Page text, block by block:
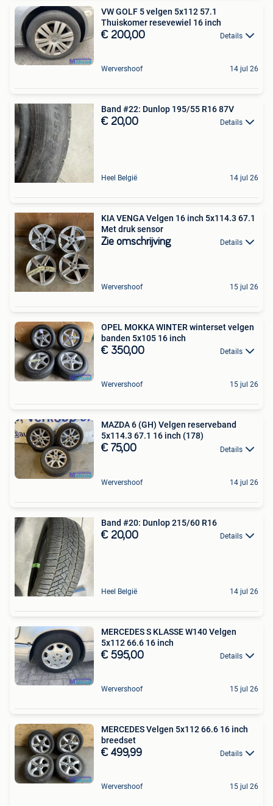
VW GOLF 5 velgen 5x112 57.1
Thuiskomer resevewiel 16 inch
€ 200,00 Details
Wervershoof 14 jul 26
Band #22: Dunlop 195/55 R16 87V
€ 20,00 Details
Heel België 14 jul 26
KIA VENGA Velgen 16 inch 5x114.3 67.1
Met druk sensor
Zie omschrijving Details
Wervershoof 15 jul 26
OPEL MOKKA WINTER winterset velgen
banden 5x105 16 inch
€ 350,00 Details
Wervershoof 15 jul 26
MAZDA 6 (GH) Velgen reserveband
5x114.3 67.1 16 inch (178)
€ 75,00 Details
Wervershoof 14 jul 26
Band #20: Dunlop 215/60 R16
€ 20,00 Details
Heel België 14 jul 26
MERCEDES S KLASSE W140 Velgen
5x112 66.6 16 inch
€ 595,00 Details
Wervershoof 15 jul 26
MERCEDES Velgen 5x112 66.6 16 inch
breedset
€ 499,99 Details
Wervershoof 15 jul 26